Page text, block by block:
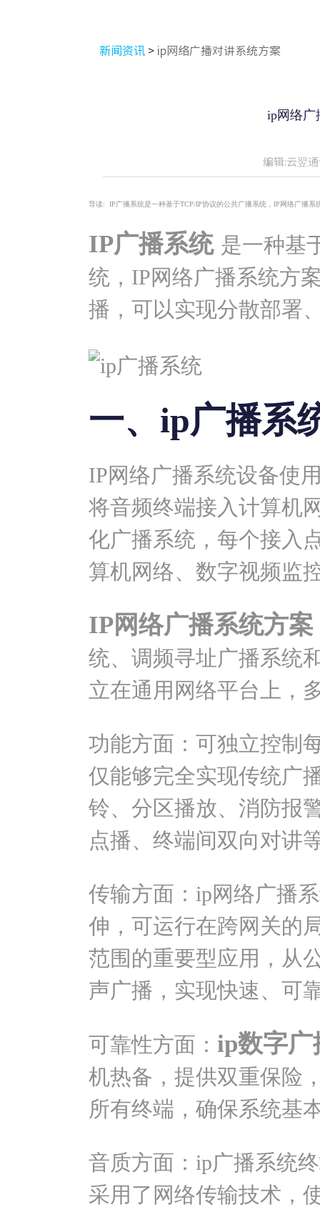
新闻资讯 > ip网络广播对讲系统方案
ip网络广
编辑:云翌
导读: IP广播系统是一种基于TCP/IP协议的公共广播系统，IP网络广播
IP广播系统 是一种基
统，IP网络广播系统方
播，可以实现分散部署
一、ip广播系
IP网络广播系统设备使
将音频终端接入计算机
化广播系统，每个接入
算机网络、数字视频监
IP网络广播系统方案
统、调频寻址广播系统
立在通用网络平台上，
功能方面：可独立控制
仅能够完全实现传统广
铃、分区播放、消防报
点播、终端间双向对讲
传输方面：ip网络广播
伸，可运行在跨网关的
范围的重要型应用，从
声广播，实现快速、可
可靠性方面： ip数字广
机热备，提供双重保险
所有终端，确保系统基
音质方面：ip广播系统
采用了网络传输技术，